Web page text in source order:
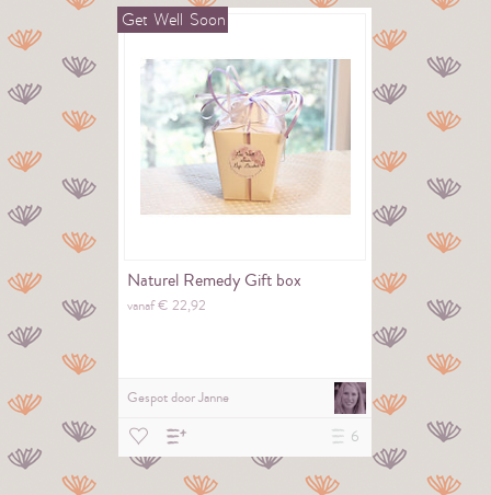
Get Well Soon
Naturel Remedy Gift box
vanaf €22,92
Gespot doorJanne
6